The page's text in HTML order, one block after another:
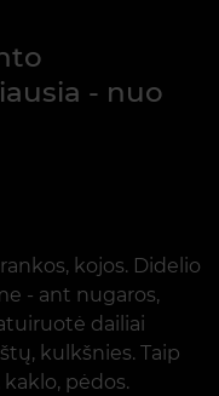
- nuo
kojos. Didelio
- ant nugaros,
dailiai
kulkšnies. Taip
pėdos.